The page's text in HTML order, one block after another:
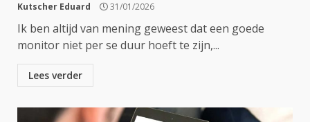
Kutscher Eduard 31/01/2026
Ik ben altijd van mening geweest dat een goede
monitor niet per se duur hoeft te zijn,...
Lees verder